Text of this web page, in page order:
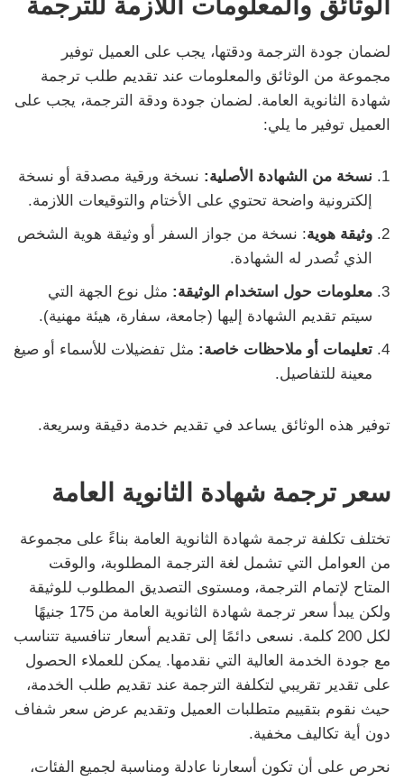
لضمان جودة الترجمة ودقتها، يجب على العميل توفير
مجموعة من الوثائق والمعلومات عند تقديم طلب ترجمة
شهادة الثانوية العامة. لضمان جودة ودقة الترجمة، يجب على
العميل توفير ما يلي:
نسخة من الشهادة الأصلية: نسخة ورقية مصدقة أو نسخة
إلكترونية واضحة تحتوي على الأختام والتوقيعات اللازمة.
وثيقة هوية: نسخة من جواز السفر أو وثيقة هوية الشخص
الذي تُصدر له الشهادة.
معلومات حول استخدام الوثيقة: مثل نوع الجهة التي
سيتم تقديم الشهادة إليها (جامعة، سفارة، هيئة مهنية).
تعليمات أو ملاحظات خاصة: مثل تفضيلات للأسماء أو صيغ
معينة للتفاصيل.
توفير هذه الوثائق يساعد في تقديم خدمة دقيقة وسريعة.
سعر ترجمة شهادة الثانوية العامة
تختلف تكلفة ترجمة شهادة الثانوية العامة بناءً على مجموعة
من العوامل التي تشمل لغة الترجمة المطلوبة، والوقت
المتاح لإتمام الترجمة، ومستوى التصديق المطلوب للوثيقة
ولكن يبدأ سعر ترجمة شهادة الثانوية العامة من 175 جنيهًا
لكل 200 كلمة. نسعى دائمًا إلى تقديم أسعار تنافسية تتناسب
مع جودة الخدمة العالية التي نقدمها. يمكن للعملاء الحصول
على تقدير تقريبي لتكلفة الترجمة عند تقديم طلب الخدمة،
حيث نقوم بتقييم متطلبات العميل وتقديم عرض سعر شفاف
دون أية تكاليف مخفية.
نحرص على أن تكون أسعارنا عادلة ومناسبة لجميع الفئات،